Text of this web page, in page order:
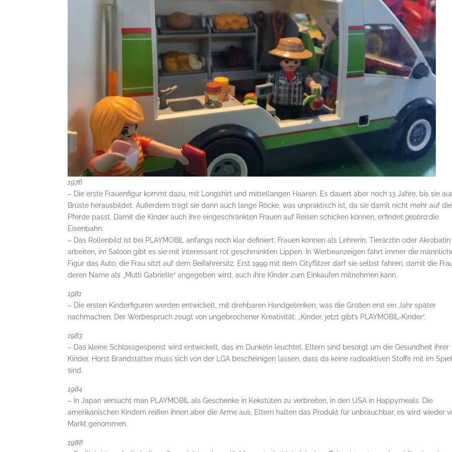
1976
– Die erste Frauenfigur kommt dazu, mit Longshirt und mittellangen Haaren. Es dauert aber noch 13 Jahre, bis sie
Brüste herausbildet. Außerdem trägt sie dann auch lange Röcke, was unpraktisch ist, da sie damit nicht mehr auf die
Pferde passt. Damit die Kinder auch ihre eingeschränkten Frauen auf Reisen schicken können, erfindetgeobradie
Eisenbahn.
– Das Rollenbild ist bei PLAYMOBIL anfangs noch klar definiert: Frauen können als Lehrerin, Tierärztin oder Akrobatin
arbeiten, im Saloon gibt es sie mit interessant rot geschminkten Lippen. In Werbeanzeigen fährt immer die
Figur das Auto, die Frau sitzt auf dem Beifahrersitz. Erst 1999 mit dem Cityflitzer darf sie selbst fahren, damit die
deren Name als „Mutti Gabrielle“ angegeben wird, auch ihre Kinder zum Einkaufen mitnehmen kann.
1981
– Die ersten Kinderfiguren werden entwickelt, mit drehbaren Handgelenken, was die Großen erst ein Jahr später
nachmachen. Der Werbespruch zeugt von ungebrochener Kreativität: „Kinder, jetzt gibt’s PLAYMOBIL-Kinder“.
1983
– Das kleine Schlossgespenst wird entwickelt, das im Dunkeln leuchtet. Eltern sind besorgt um die Gesundheit ihrer
Kinder. Horst Brandstätter muss sich von der LGA bescheinigen lassen, dass da keine radioaktiven Stoffe mit im
sind.
1984
– In Japan versucht man PLAYMOBIL als Geschenke in Kekstüten zu verbreiten, in den USA in Happymeals. Die
amerikanischen Kindern reißen ihnen aber die Arme aus, Eltern halten das Produkt für unbrauchbar, es wird wieder
Markt genommen.
1988